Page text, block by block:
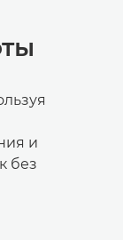
и
без